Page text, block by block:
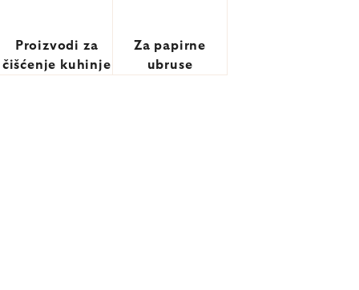
Proizvodi za
čišćenje kuhinje
Za papirne
ubruse